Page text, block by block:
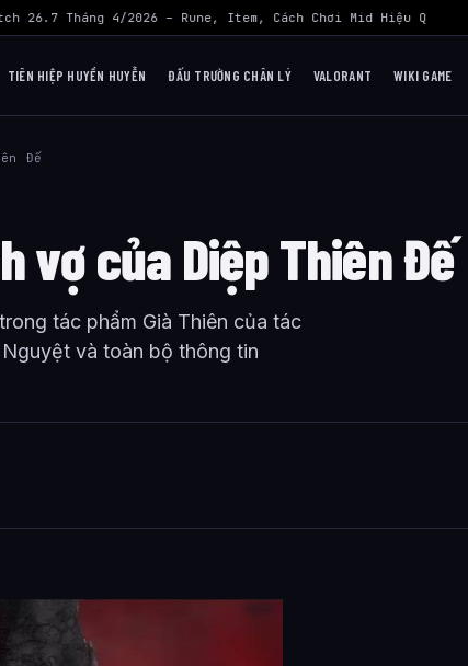
26.7 Tháng 4/2026 – Rune, Item, Cách Chơi Mid Hiệu Quả Nhất
TIÊN HIỆP HUYỀN HUYỄN ĐẤU TRƯỜNG CHÂN LÝ VALORANT WIKI GAME
Đế
vợ của Diệp Thiên Đế
tác phẩm Già Thiên của tác
và toàn bộ thông tin